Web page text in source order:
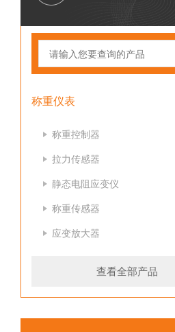
称重仪表
称重控制器
拉力传感器
静态电阻应变仪
称重传感器
应变放大器
查看全部产品